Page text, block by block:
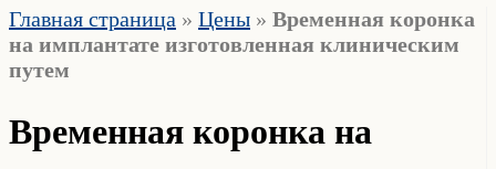
Главная страница » Цены » Временная коронка
на имплантате изготовленная клиническим
путем
Временная коронка на